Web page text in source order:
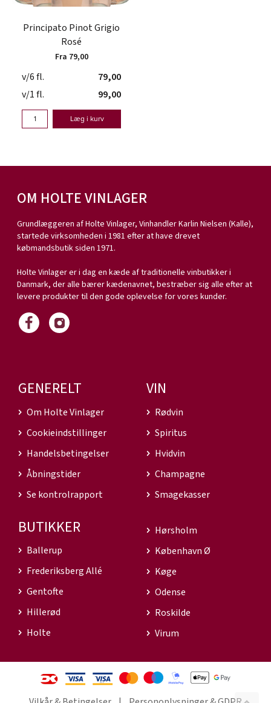
Principato Pinot Grigio
Rosé
Fra 79,00
v/6 fl.
79,00
v/1 fl.
99,00
Læg i kurv
OM HOLTE VINLAGER
Grundlæggeren af Holte Vinlager, Vinhandler Karlin Nielsen (Kalle),
startede virksomheden i 1981 efter at have drevet
købmandsbutik siden 1971.
Holte Vinlager er i dag en kæde af traditionelle vinbutikker i
Danmark, der alle bærer kædenavnet, bestræber sig alle efter at
levere produkter til den gode oplevelse for vores kunder.
GENERELT
Om Holte Vinlager
Cookieindstillinger
Handelsbetingelser
Åbningstider
Se kontrolrapport
VIN
Rødvin
Spiritus
Hvidvin
Champagne
Smagekasser
BUTIKKER
Ballerup
Frederiksberg Allé
Gentofte
Hillerød
Holte
Hørsholm
København Ø
Køge
Odense
Roskilde
Virum